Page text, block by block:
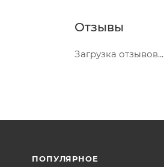
Отзывы
Загрузка отзывов...
ПОПУЛЯРНОЕ